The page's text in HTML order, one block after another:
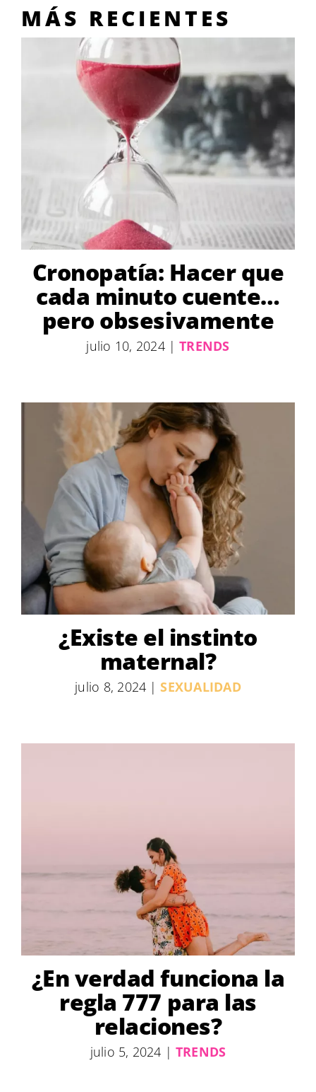
MÁS RECIENTES
Cronopatía: Hacer que
cada minuto cuente…
pero obsesivamente
julio 10, 2024 | TRENDS
¿Existe el instinto
maternal?
julio 8, 2024 | SEXUALIDAD
¿En verdad funciona la
regla 777 para las
relaciones?
julio 5, 2024 | TRENDS